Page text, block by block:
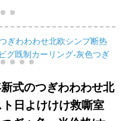
た色
レ
ケケ
】
【既
光カ
ク
料）
式のつぎわわわせ北
日よけけけ救嘶室